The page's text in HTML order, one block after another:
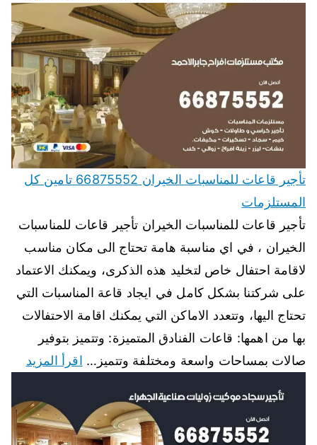
تأجير قاعات للمناسبات الخيران 66875552 تامين كل
المستلزمات
تأجير قاعات للمناسبات الخيران تأجير قاعات للمناسبات
الخيران ، في اي مناسبة هامة تحتاج الى مكان مناسب
لاقامة احتفال خاص لتخليد هذه الذكرى، ويمكنك الاعتماد
على شركتنا بشكل كامل في ايجاد قاعة المناسبات التي
تحتاج اليها، وتتعدد الاماكن التي يمكنك اقامة الاحتفالات
بها من اهمها: قاعات الفنادق المتميزة: وتتميز بتوفير
صالات بمساحات واسعة ومختلفة وتتميز… اقرأ المزيد